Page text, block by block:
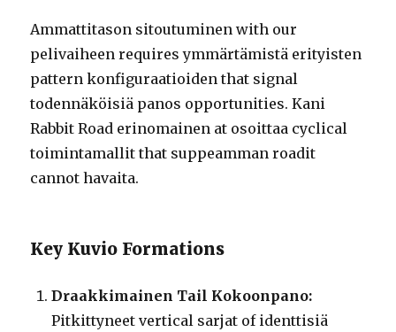
Ammattitason sitoutuminen with our
pelivaiheen requires ymmärtämistä erityisten
pattern konfiguraatioiden that signal
todennäköisiä panos opportunities. Kani
Rabbit Road erinomainen at osoittaa cyclical
toimintamallit that suppeamman roadit
cannot havaita.
Key Kuvio Formations
Draakkimainen Tail Kokoonpano:
Pitkittyneet vertical sarjat of identtisiä